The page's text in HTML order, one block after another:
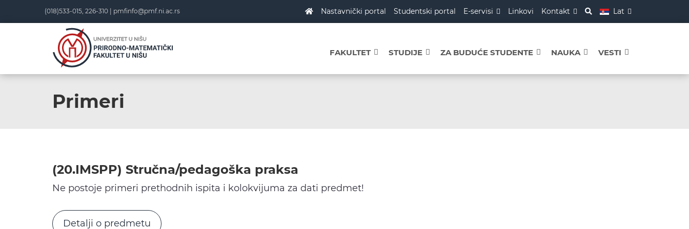
(018)533-015, 226-310 | pmfinfo@pmf.ni.ac.rs Nastavnički portal Studentski portal E-servisi Linkovi Kontakt Lat
FAKULTET STUDIJE ZA BUDUĆE STUDENTE NAUKA VESTI
Primeri
(20.IMSPP) Stručna/pedagoška praksa
Ne postoje primeri prethodnih ispita i kolokvijuma za dati predmet!
Detalji o predmetu